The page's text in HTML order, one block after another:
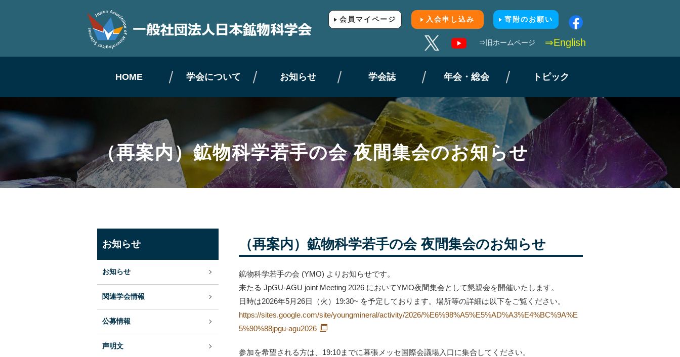
会員マイページ 入会申し込み 寄附のお願い
⇒旧ホームページ ⇒English
HOME 学会について お知らせ 学会誌 年会・総会 トピック
（再案内）鉱物科学若手の会 夜間集会のお知らせ
（再案内）鉱物科学若手の会 夜間集会のお知らせ
鉱物科学若手の会 (YMO) よりお知らせです。
来たる JpGU-AGU joint Meeting 2026 においてYMO夜間集会として懇親会を開催いたします。
日時は2026年5月26日（火）19:30~ を予定しております。場所等の詳細は以下をご覧ください。
https://sites.google.com/site/youngmineral/activity/2026/%E6%98%A5%E5%AD%A3%E4%BC%9A%E
5%90%88jpgu-agu2026
参加を希望される方は、19:10までに幕張メッセ国際会議場入口に集合してください。
お知らせ
お知らせ
関連学会情報
公募情報
声明文